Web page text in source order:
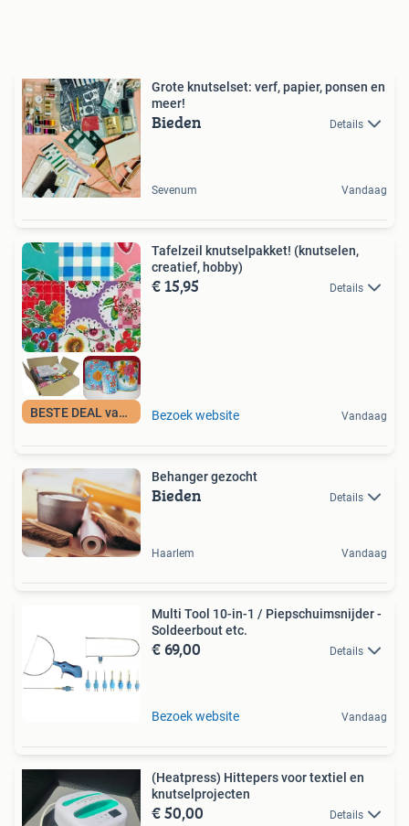
Grote knutselset: verf, papier, ponsen en
meer!
Bieden Details
Sevenum Vandaag
BESTE DEAL vandaag
Tafelzeil knutselpakket! (knutselen,
creatief, hobby)
€ 15,95 Details
Bezoek website Vandaag
Behanger gezocht
Bieden Details
Haarlem Vandaag
Multi Tool 10-in-1 / Piepschuimsnijder -
Soldeerbout etc.
€ 69,00 Details
Bezoek website Vandaag
(Heatpress) Hittepers voor textiel en
knutselprojecten
€ 50,00 Details